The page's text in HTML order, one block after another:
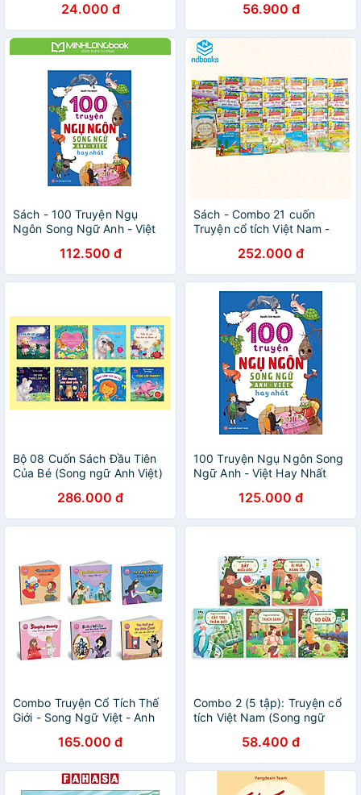
24.000 đ 56.900 đ
Sách - 100 Truyện Ngụ
Ngôn Song Ngữ Anh - Việt
112.500 đ
Sách - Combo 21 cuốn
Truyện cổ tích Việt Nam -
ndbooks252.000 đ
Bộ 08 Cuốn Sách Đầu Tiên
Của Bé (Song ngữ Anh Việt)
286.000 đ
100 Truyện Ngụ Ngôn Song
Ngữ Anh - Việt Hay Nhất
125.000 đ
Combo Truyện Cổ Tích Thế
Giới - Song Ngữ Việt - Anh
165.000 đ
Combo 2 (5 tập): Truyện cổ
tích Việt Nam (Song ngữ
58.400 đ